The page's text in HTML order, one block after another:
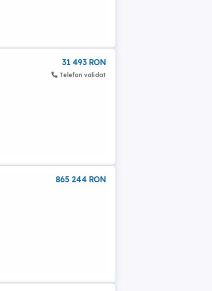
31 493 RON
Telefon validat
865 244 RON